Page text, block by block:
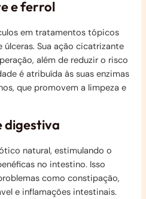
e ferrol
em tratamentos tópicos
úlceras. Sua ação cicatrizante
além de reduzir o risco
é atribuída às suas enzimas
que promovem a limpeza e
digestiva
natural, estimulando o
no intestino. Isso
como constipação,
e inflamações intestinais.